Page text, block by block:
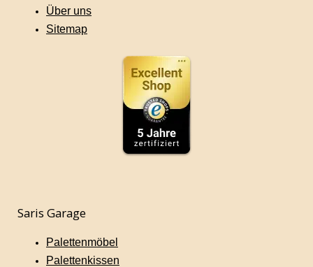
Über uns
Sitemap
Saris Garage
Palettenmöbel
Palettenkissen